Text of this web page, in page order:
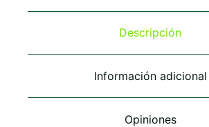
Descripción
Información adicional
Opiniones